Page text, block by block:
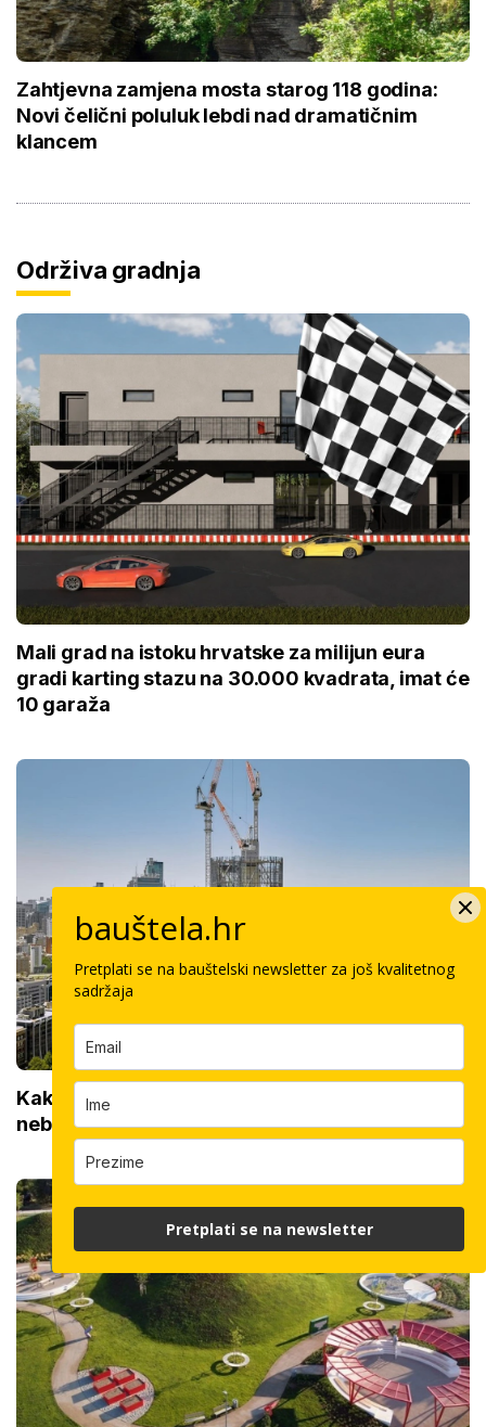
Zahtjevna zamjena mosta starog 118 godina:
Novi čelični poluluk lebdi nad dramatičnim
klancem
Održiva gradnja
Mali grad na istoku hrvatske za milijun eura
gradi karting stazu na 30.000 kvadrata, imat će
10 garaža
Kakav spoj betona i drva! Najviši hibridni drveni
neboder na svijetu dobio zadnju etažu
bauštela.hr
Pretplati se na bauštelski newsletter za još kvalitetnog
sadržaja
Pretplati se na newsletter